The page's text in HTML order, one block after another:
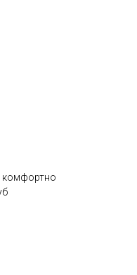
комфортно